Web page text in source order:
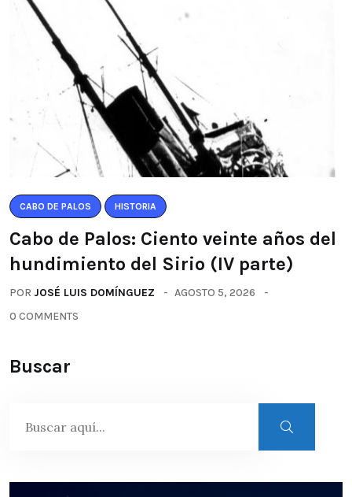
CABO DE PALOS HISTORIA
Cabo de Palos: Ciento veinte años del
hundimiento del Sirio (IV parte)
POR JOSÉ LUIS DOMÍNGUEZ
AGOSTO 5, 2026
0 COMMENTS
Buscar